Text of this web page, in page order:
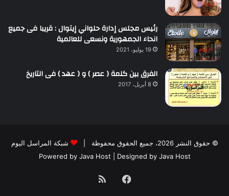
رئيس مجلس إدارة حلواني إيتوال : قريبا فى جميع
انحاء الجمهورية ونسعى للعالمية
19 يوليو، 2021
الفرق بين كلمة ( عصر ) و ( عهد ) فى التاريخ
8 أبريل، 2017
© حقوق النشر 2026، جميع الحقوق محفوظة |
شبكة المراسل اليوم
Powered by Java Host | Designed by Java Host
فيسبوكملخص